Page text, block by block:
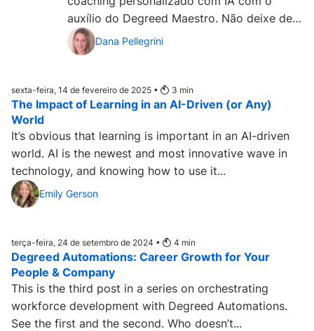
auxílio do Degreed Maestro. Não deixe de
conferir o segundo e...
Dana Pellegrini
sexta-feira, 14 de fevereiro de 2025 • 3 min
The Impact of Learning in an AI-Driven (or Any)
World
It’s obvious that learning is important in an AI-driven
world. AI is the newest and most innovative wave in
technology, and knowing how to use it...
Emily Gerson
terça-feira, 24 de setembro de 2024 • 4 min
Degreed Automations: Career Growth for Your
People & Company
This is the third post in a series on orchestrating
workforce development with Degreed Automations.
See the first and the second. Who doesn’t...